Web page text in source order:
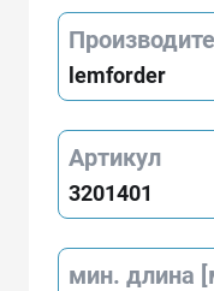
lemforder
Артикул
3201401
мин. длина